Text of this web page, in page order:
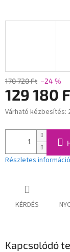
170 720 Ft –24 %
129 180
Egységár:
Várható kézbesítés:
Részletes információ
KÉRDÉS
Kapcsolódó